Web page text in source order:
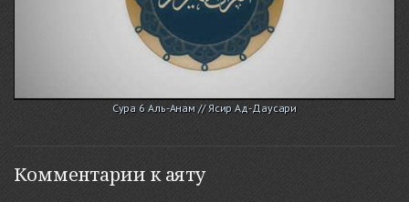
Сура 6 Аль-Анам // Ясир Ад-Даусари
Комментарии к аяту